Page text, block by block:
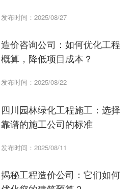
发布时间：2025/08/27
造价咨询公司：如何优化工程
概算，降低项目成本？
发布时间：2025/08/22
四川园林绿化工程施工：选择
靠谱的施工公司的标准
发布时间：2025/08/11
揭秘工程造价公司：它们如何